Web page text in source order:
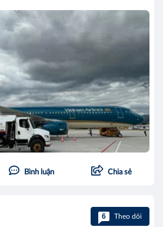
Bình luận Chia sẻ
6 Theo dõi